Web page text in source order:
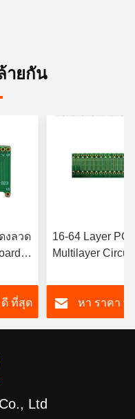
ยกัน
งลวด
ที่สุด
16-64 Layer
Multilayer Circuit
ประดิษฐ์ การสื่อ
หา ราคา ที่
Ltd